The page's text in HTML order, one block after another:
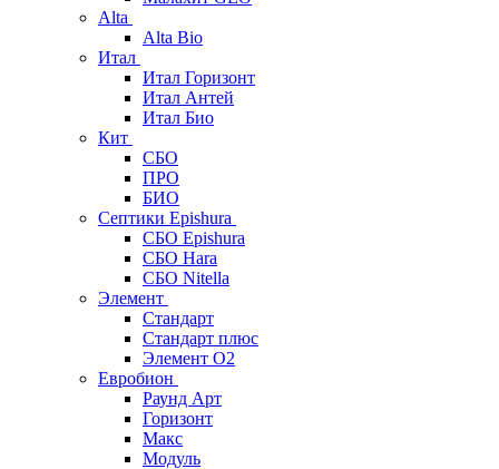
Alta
Alta Bio
Итал
Итал Горизонт
Итал Антей
Итал Био
Кит
СБО
ПРО
БИО
Септики Epishura
СБО Epishura
СБО Hara
СБО Nitella
Элемент
Стандарт
Стандарт плюс
Элемент О2
Евробион
Раунд Арт
Горизонт
Макс
Модуль